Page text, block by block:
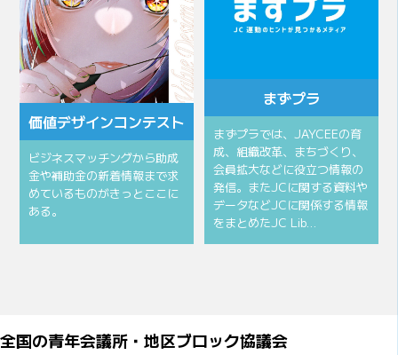
価値デザインコンテスト
ビジネスマッチングから助成
金や補助金の新着情報まで求
めているものがきっとここに
ある。
まずプラ
まずプラでは、JAYCEEの育
成、組織改革、まちづくり、
会員拡大などに役立つ情報の
発信。またJCに関する資料や
データなどJCに関係する情報
をまとめたJC Lib…
全国の青年会議所・地区ブロック協議会